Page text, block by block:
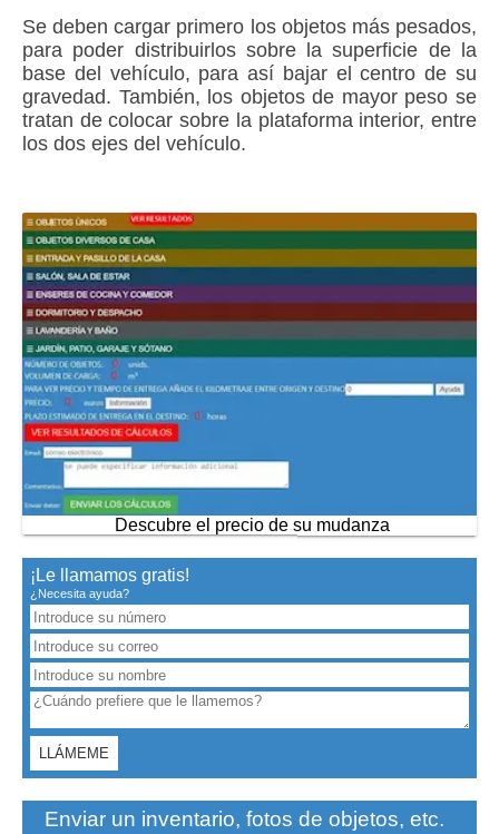
Se deben cargar primero los objetos más pesados,
para poder distribuirlos sobre la superficie de la
base del vehículo, para así bajar el centro de su
gravedad. También, los objetos de mayor peso se
tratan de colocar sobre la plataforma interior, entre
los dos ejes del vehículo.
Descubre el precio de su mudanza
¡Le llamamos gratis!
¿Necesita ayuda?
Enviar un inventario, fotos de objetos, etc.